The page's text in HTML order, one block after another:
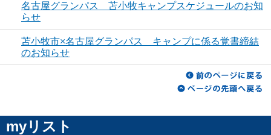
名古屋グランパス 苫小牧キャンプスケジュールのお知
らせ
苫小牧市×名古屋グランパス キャンプに係る覚書締結
のお知らせ
myリスト